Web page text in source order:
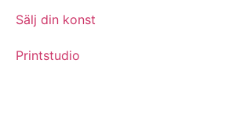
Sälj din konst
Printstudio